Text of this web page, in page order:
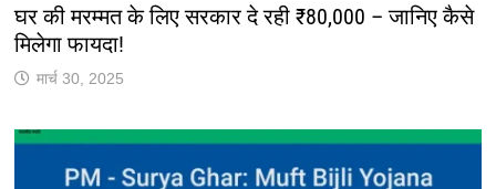
घर की मरम्मत के लिए सरकार दे रही ₹80,000 – जानिए कैसे
मिलेगा फायदा!
मार्च 30, 2025